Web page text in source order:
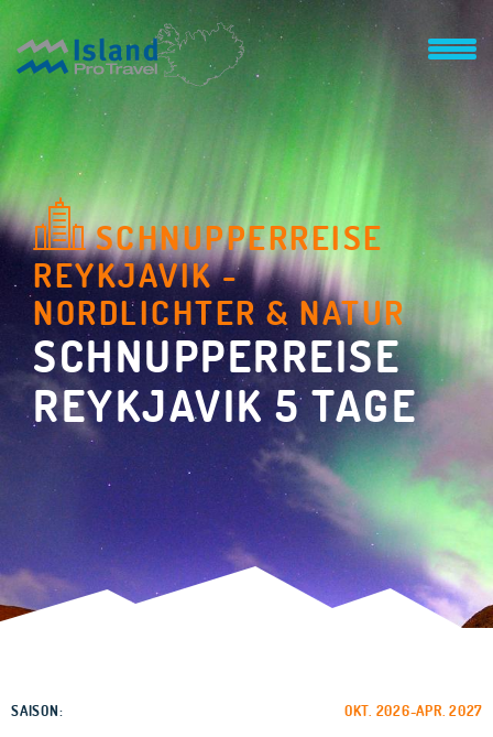
SCHNUPPERREISE
REYKJAVIK -
NORDLICHTER & NATUR
SCHNUPPERREISE
REYKJAVIK 5 TAGE
SAISON: OKT. 2026-APR. 2027